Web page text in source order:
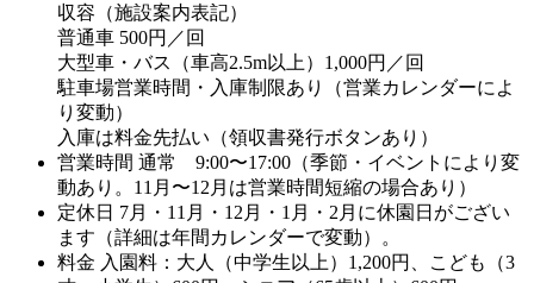
収容（施設案内表記）
普通車 500円／回
大型車・バス（車高2.5m以上）1,000円／回
駐車場営業時間・入庫制限あり（営業カレンダーによ
り変動）
入庫は料金先払い（領収書発行ボタンあり）
営業時間 通常 9:00〜17:00（季節・イベントにより変
動あり。11月〜12月は営業時間短縮の場合あり）
定休日 7月・11月・12月・1月・2月に休園日がござい
ます（詳細は年間カレンダーで変動）。
料金 入園料：大人（中学生以上）1,200円、こども（3